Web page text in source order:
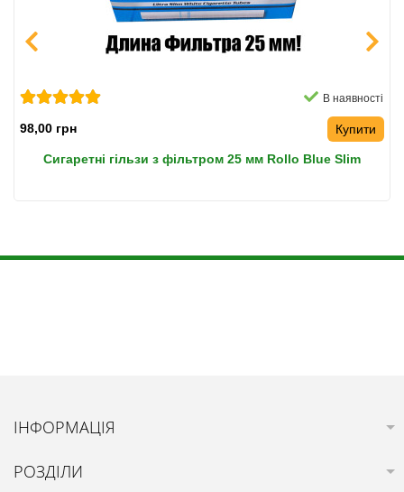
В наявності
98,00 грн Купити
Сигаретні гільзи з фільтром 25 мм Rollo Blue Slim
ІНФОРМАЦІЯ
РОЗДІЛИ